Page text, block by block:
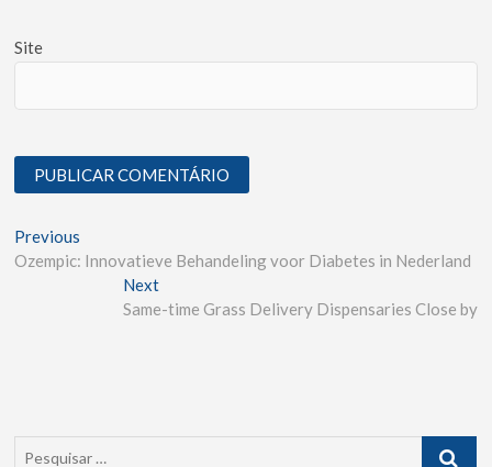
Site
Previous
Ozempic: Innovatieve Behandeling voor Diabetes in Nederland
Next
Same-time Grass Delivery Dispensaries Close by